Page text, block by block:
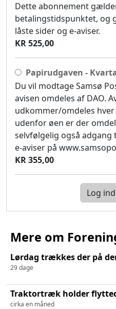
Dette abonnement
betalingstidspunktet, og
låste sider og e-aviser.
KR 525,00
Papirudgaven -
Du vil modtage Samsø
avisen omdeles af DAO.
udkommer/omdeles
udenfor øen er der
selvfølgelig også adgang
e-aviser på
KR 355,00
Log ind
Mere om
Lørdag trækkes der på
29 dage
Traktortræk holder
cirka en måned